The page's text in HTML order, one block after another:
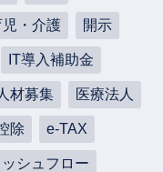
児・介護 開示
IT導入補助金
人材募集 医療法人
除 e-TAX
シュフロー